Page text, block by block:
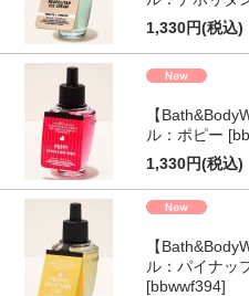
1,330円(税込)
【
ル：ポピー
1,330円(税込)
【
ル：パイナッ
[bbwwf394]